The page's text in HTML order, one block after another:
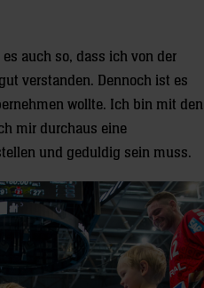
auch so, dass ich von der
verstanden. Dennoch ist es
wollte. Ich bin mit den
mir durchaus eine
und geduldig sein muss.